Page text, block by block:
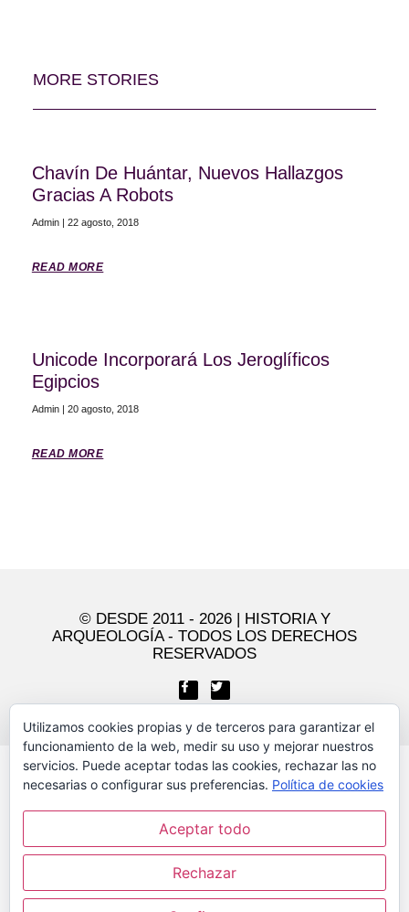
MORE STORIES
Chavín De Huántar, Nuevos Hallazgos
Gracias A Robots
Admin 22 agosto, 2018
READ MORE
Unicode Incorporará Los Jeroglíficos
Egipcios
Admin 20 agosto, 2018
READ MORE
© DESDE 2011 - 2026 | HISTORIA Y
ARQUEOLOGÍA - TODOS LOS DERECHOS
RESERVADOS​
Utilizamos cookies propias y de terceros para garantizar el
funcionamiento de la web, medir su uso y mejorar nuestros
servicios. Puede aceptar todas las cookies, rechazar las no
necesarias o configurar sus preferencias. Política de cookies
Aceptar todo
Rechazar